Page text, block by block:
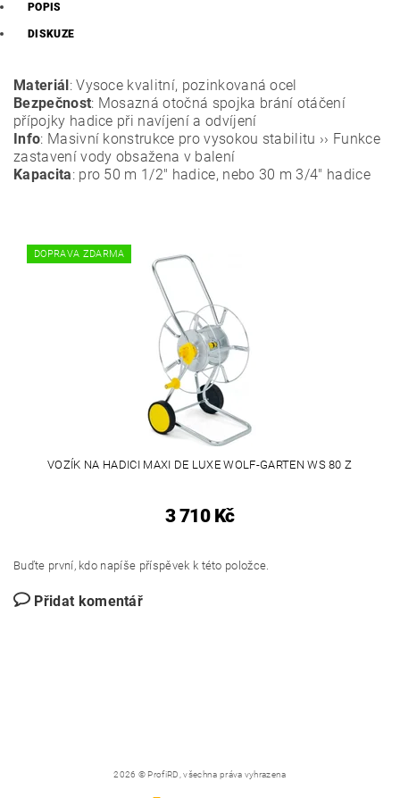
POPIS
DISKUZE
Materiál: Vysoce kvalitní, pozinkovaná ocel
Bezpečnost: Mosazná otočná spojka brání otáčení
přípojky hadice při navíjení a odvíjení
Info: Masivní konstrukce pro vysokou stabilitu ›› Funkce
zastavení vody obsažena v balení
Kapacita: pro 50 m 1/2" hadice, nebo 30 m 3/4" hadice
DOPRAVA ZDARMA
VOZÍK NA HADICI MAXI DE LUXE WOLF-GARTEN WS 80 Z
3 710 Kč
Buďte první, kdo napíše příspěvek k této položce.
Přidat komentář
2026 © ProfiRD, všechna práva vyhrazena